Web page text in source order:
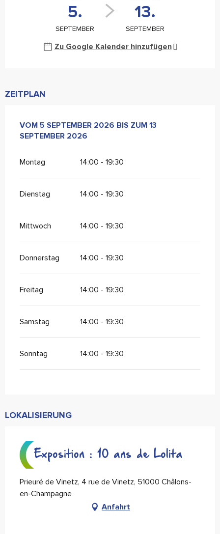
5.
SEPTEMBER
13.
SEPTEMBER
Zu Google Kalender hinzufügen
ZEITPLAN
VOM 5 SEPTEMBER 2026 BIS ZUM 13 SEPTEMBER
VOM 5 SEPTEMBER 2026 BIS ZUM 13
SEPTEMBER 2026
Montag 14:00 - 19:30
Dienstag 14:00 - 19:30
Mittwoch 14:00 - 19:30
Donnerstag 14:00 - 19:30
Freitag 14:00 - 19:30
Samstag 14:00 - 19:30
Sonntag 14:00 - 19:30
LOKALISIERUNG
Exposition : 10 ans de Lolita
Prieuré de Vinetz, 4 rue de Vinetz, 51000 Châlons-
en-Champagne
Anfahrt